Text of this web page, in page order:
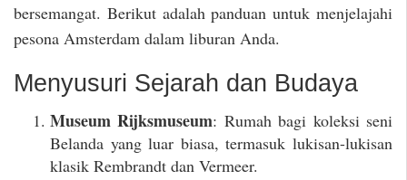
bersemangat. Berikut adalah panduan untuk menjelajahi
pesona Amsterdam dalam liburan Anda.
Menyusuri Sejarah dan Budaya
Museum Rijksmuseum: Rumah bagi koleksi seni
Belanda yang luar biasa, termasuk lukisan-lukisan
klasik Rembrandt dan Vermeer.